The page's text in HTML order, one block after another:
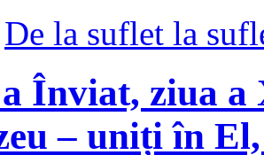
De la suflet la
Înviat, ziua
– uniți în